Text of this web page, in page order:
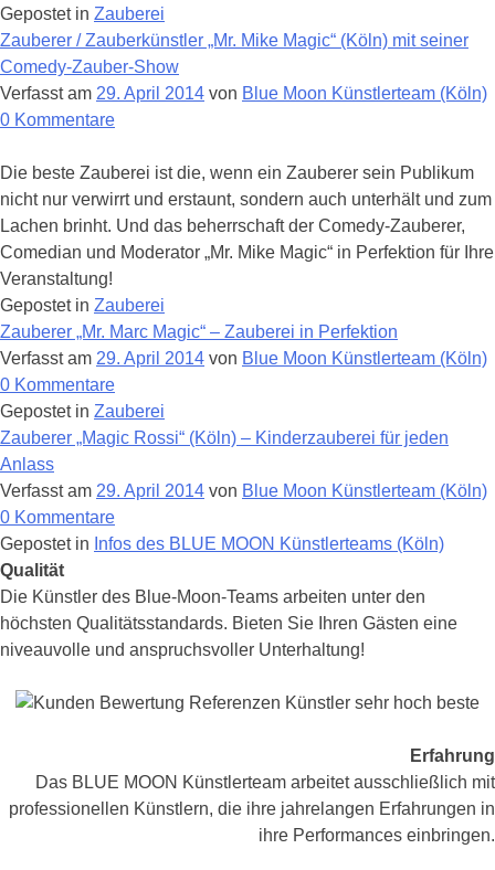
Gepostet in Zauberei
Zauberer / Zauberkünstler „Mr. Mike Magic“ (Köln) mit seiner
Comedy-Zauber-Show
Verfasst am 29. April 2014 von Blue Moon Künstlerteam (Köln)
0 Kommentarezu
/
Zauberkünstler
„Mr.
Mike
(Köln)
mit
seiner
Comedy-
Zauber-
Show
Die beste Zauberei ist die, wenn ein Zauberer sein Publikum
nicht nur verwirrt und erstaunt, sondern auch unterhält und zum
Lachen brinht. Und das beherrschaft der Comedy-Zauberer,
Comedian und Moderator „Mr. Mike Magic“ in Perfektion für Ihre
Veranstaltung!
Gepostet in Zauberei
Zauberer „Mr. Marc Magic“ – Zauberei in Perfektion
Verfasst am 29. April 2014 von Blue Moon Künstlerteam (Köln)
0 Kommentarezu
Zauberer
„Mr.
Magic“
–
Zauberei
Perfektion
Gepostet in Zauberei
Zauberer „Magic Rossi“ (Köln) – Kinderzauberei für jeden
Anlass
Verfasst am 29. April 2014 von Blue Moon Künstlerteam (Köln)
0 Kommentarezu
Zauberer
Rossi“
(Köln)
–
für
Gepostet in Infos des BLUE MOON Künstlerteams (Köln)
Posts
Navigation
Qualität
Die Künstler des Blue-Moon-Teams arbeiten unter den
höchsten Qualitätsstandards. Bieten Sie Ihren Gästen eine
niveauvolle und anspruchsvoller Unterhaltung!
Erfahrung
Das BLUE MOON Künstlerteam arbeitet ausschließlich mit
professionellen Künstlern, die ihre jahrelangen Erfahrungen in
ihre Performances einbringen.